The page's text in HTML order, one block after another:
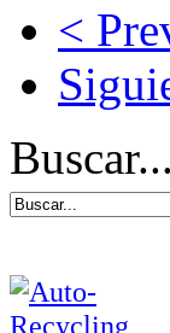
<
Buscar...